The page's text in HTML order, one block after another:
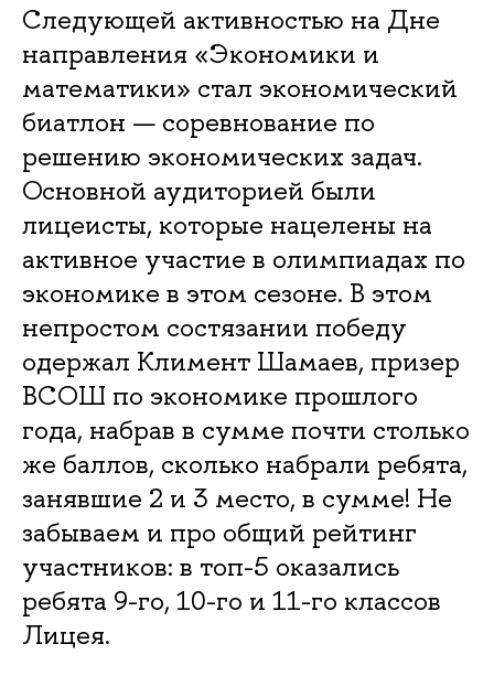
Следующей активностью на Дне
направления «Экономики и
математики» стал экономический
биатлон — соревнование по
решению экономических задач.
Основной аудиторией были
лицеисты, которые нацелены на
активное участие в олимпиадах по
экономике в этом сезоне. В этом
непростом состязании победу
одержал Климент Шамаев, призер
ВСОШ по экономике прошлого
года, набрав в сумме почти столько
же баллов, сколько набрали ребята,
занявшие 2 и 3 место, в сумме! Не
забываем и про общий рейтинг
участников: в топ-5 оказались
ребята 9-го, 10-го и 11-го классов
Лицея.